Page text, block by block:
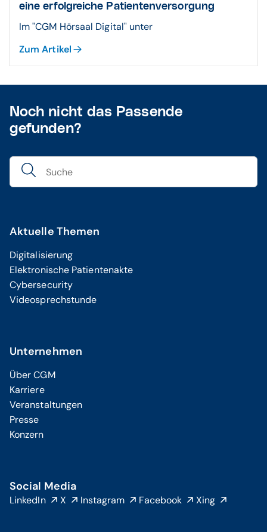
eine erfolgreiche Patientenversorgung
Im "CGM Hörsaal Digital" unter
Zum Artikel
Noch nicht das Passende
gefunden?
Aktuelle Themen
Digitalisierung
Elektronische Patientenakte
Cybersecurity
Videosprechstunde
Unternehmen
Über CGM
Karriere
Veranstaltungen
Presse
Konzern
Social Media
LinkedIn X Instagram Facebook Xing